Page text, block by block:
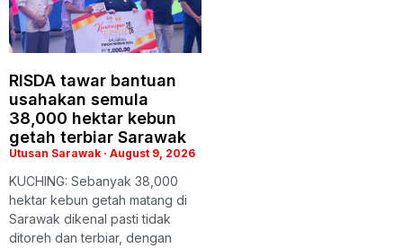
RISDA tawar bantuan
usahakan semula
38,000 hektar kebun
getah terbiar Sarawak
Utusan Sarawak August 9, 2026
KUCHING: Sebanyak 38,000
hektar kebun getah matang di
Sarawak dikenal pasti tidak
ditoreh dan terbiar, dengan